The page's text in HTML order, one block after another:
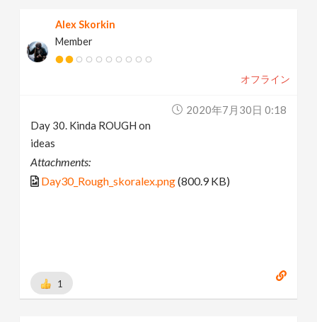
Alex Skorkin
Member
オフライン
2020年7月30日 0:18
Day 30. Kinda ROUGH on
ideas
Attachments:
Day30_Rough_skoralex.png(800.9 KB)
1